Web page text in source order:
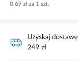
0,69 zł za 1 szt.
Uzyskaj
249 zł